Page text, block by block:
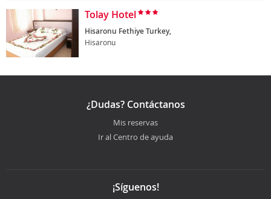
Tolay Hotel
Hisaronu Fethiye Turkey,
Hisaronu
¿Dudas? Contáctanos
Mis reservas
Ir al Centro de ayuda
¡Síguenos!